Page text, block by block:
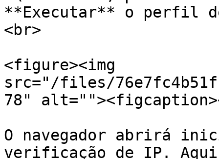
**Executar** o perfil
<br>
<figure><img
src="/files/
78"
O navegador abrirá
verificação de IP.